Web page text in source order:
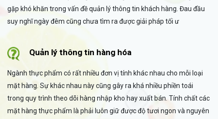
gặp khó khăn trong vấn đề quản lý thông tin khách hàng. Đau đầu
suy nghĩ ngày đêm cũng chưa tìm ra được giải pháp tối ư
Quản lý thông tin hàng hóa
Ngành thực phẩm có rất nhiều đơn vị tính khác nhau cho mỗi loại
mặt hàng. Sự khác nhau này cũng gây ra khá nhiều phiền toái
trong quy trình theo dõi hàng nhập kho hay xuất bán. Tính chất các
mặt hàng thực phẩm là phải luôn giữ được độ tươi ngon và nguyên